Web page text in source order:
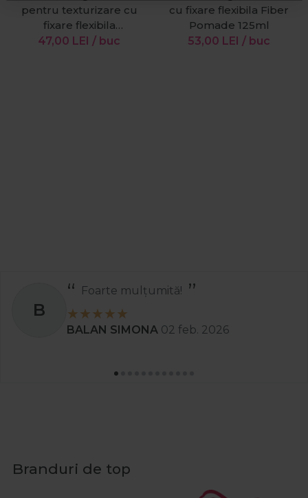
pentru texturizare cu
fixare flexibila
Texturising Cream 125ml
47,00 LEI / buc
cu fixare flexibila Fiber
Pomade 125ml
53,00 LEI / buc
B
Foarte mulțumită!
BALAN SIMONA 02 feb. 2026
Branduri de top